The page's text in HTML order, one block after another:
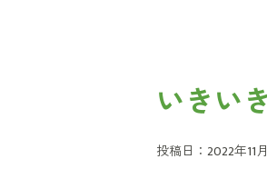
いきい
投稿日：2022年11